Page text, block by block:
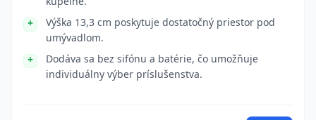
Výška 13,3 cm poskytuje dostatočný priestor pod
umývadlom.
Dodáva sa bez sifónu a batérie, čo umožňuje
individuálny výber príslušenstva.